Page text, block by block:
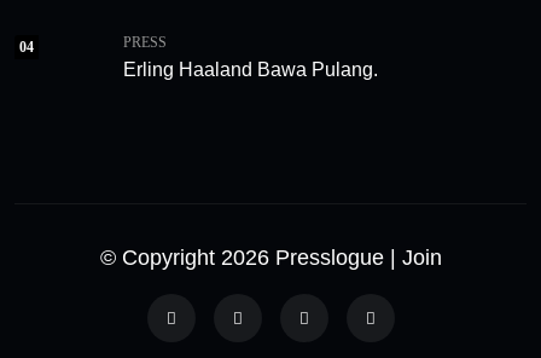
04 PRESS
Erling Haaland Bawa Pulang.
© Copyright 2026 Presslogue | Join